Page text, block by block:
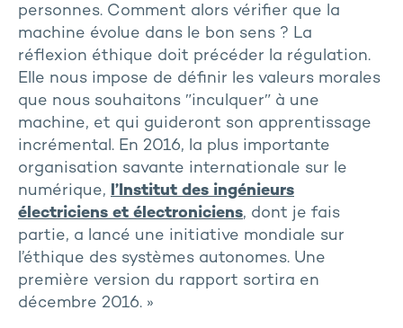
personnes. Comment alors vérifier que la
machine évolue dans le bon sens ? La
réflexion éthique doit précéder la régulation.
Elle nous impose de définir les valeurs morales
que nous souhaitons ʺinculquerʺ à une
machine, et qui guideront son apprentissage
incrémental. En 2016, la plus importante
organisation savante internationale sur le
numérique, l’Institut des ingénieurs
électriciens et électroniciens, dont je fais
partie, a lancé une initiative mondiale sur
l’éthique des systèmes autonomes. Une
première version du rapport sortira en
décembre 2016. »